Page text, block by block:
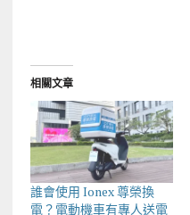
相關文章
誰會使用 Ionex 尊榮換
電？電動機車有專人送電